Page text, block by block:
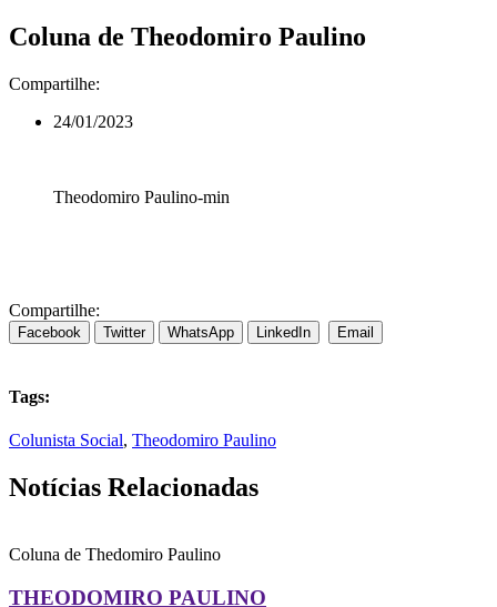
Coluna de Theodomiro Paulino
Compartilhe:
24/01/2023
Theodomiro Paulino-min
Compartilhe:
Facebook Twitter WhatsApp LinkedIn Email
Tags:
Colunista Social, Theodomiro Paulino
Notícias Relacionadas
Coluna de Thedomiro Paulino
THEODOMIRO PAULINO